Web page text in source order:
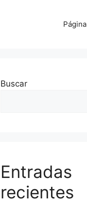
Buscar
Entradas
recientes